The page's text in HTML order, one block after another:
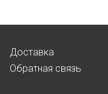
Доставка
Обратная связь